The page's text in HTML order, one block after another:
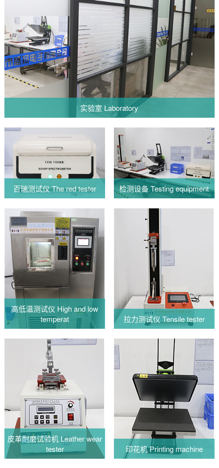
实验室 Laboratory
百瑞测试仪 The red tester 检测设备 Testing equipment
高低温测试仪 High and low
temperat
拉力测试仪 Tensile tester
皮革耐磨试验机 Leather wear
tester
印花机 Printing machine